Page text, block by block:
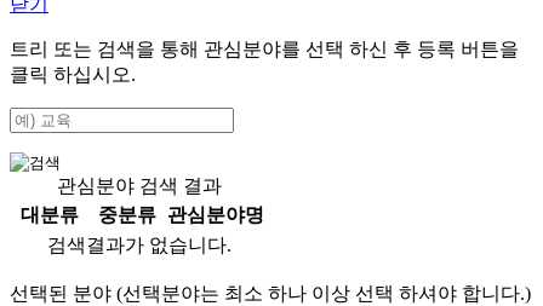
닫기
트리 또는 검색을 통해 관심분야를 선택 하신 후 등록 버튼을
클릭 하십시오.
관심분야 검색 결과
대분류
중분류
관심분야명
검색결과가 없습니다.
선택된 분야 (선택분야는 최소 하나 이상 선택 하셔야 합니다.)